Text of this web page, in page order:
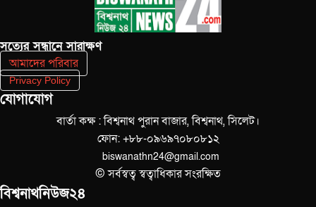
সত‌্যের সন্ধানে সারাক্ষণ
আমাদের পরিবার
Privacy Policy
যোগাযোগ
বার্তা কক্ষ : বিশ্বনাথ পুরান বাজার, বিশ্বনাথ, সিলেট।
ফোন: +৮৮-০৯৬৯৭০৮০৮১২
biswanathn24@gmail.com
© সর্বস্বত্ব স্বত্বাধিকার সংরক্ষিত
বিশ্বনাথনিউজ২৪